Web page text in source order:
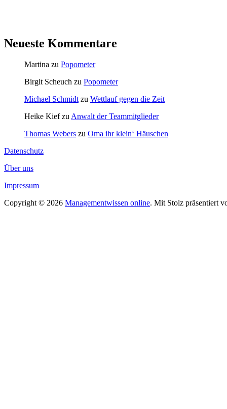
Neueste Kommentare
Martina zu Popometer
Birgit Scheuch zu Popometer
Michael Schmidtzu Wettlauf gegen die Zeit
Heike KiefzuAnwalt der Teammitglieder
Thomas Webers zu Oma ihr klein‘ Häuschen
Datenschutz
Über uns
Impressum
Copyright © 2026 Managementwissen online. Mit Stolz präsentiert